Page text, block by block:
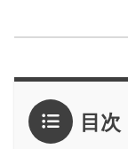
目次